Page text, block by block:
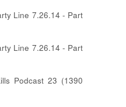
Line 7.26.14 - Part
Line 7.26.14 - Part
Podcast 23 (1390